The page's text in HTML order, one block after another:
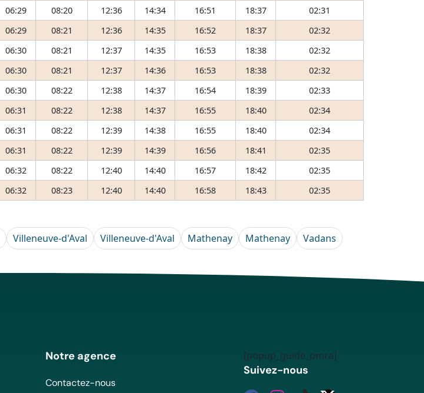
06:29 08:20 12:36 14:34 16:51 18:37
02:31
06:29 08:21 12:36 14:35 16:52 18:37
02:32
06:30 08:21 12:37 14:35 16:53 18:38
02:32
06:30 08:21 12:37 14:36 16:53 18:38
02:32
06:30 08:22 12:38 14:37 16:54 18:39
02:33
06:31 08:22 12:38 14:37 16:55 18:40
02:34
06:31 08:22 12:39 14:38 16:55 18:40
02:34
06:31 08:22 12:39 14:39 16:56 18:41
02:35
06:32 08:22 12:40 14:40 16:57 18:42
02:35
06:32 08:23 12:40 14:40 16:58 18:43 02:35
Villeneuve-d'Aval Villeneuve-d'Aval Mathenay Mathenay
Vadans
Notre agence
Contactez-nous
[popup_guide_omra]
Suivez-nous